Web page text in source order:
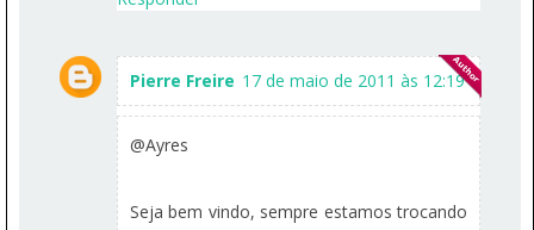
Pierre Freire 17 de maio de 2011 às 12:19
@Ayres
Seja bem vindo, sempre estamos trocando